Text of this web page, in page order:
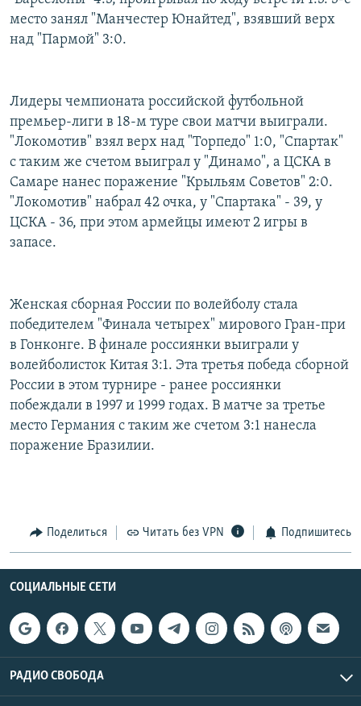
место занял "Манчестер Юнайтед", взявший верх
над "Пармой" 3:0.
Лидеры чемпионата российской футбольной
премьер-лиги в 18-м туре свои матчи выиграли.
"Локомотив" взял верх над "Торпедо" 1:0, "Спартак"
с таким же счетом выиграл у "Динамо", а ЦСКА в
Самаре нанес поражение "Крыльям Советов" 2:0.
"Локомотив" набрал 42 очка, у "Спартака" - 39, у
ЦСКА - 36, при этом армейцы имеют 2 игры в
запасе.
Женская сборная России по волейболу стала
победителем "Финала четырех" мирового Гран-при
в Гонконге. В финале россиянки выиграли у
волейболисток Китая 3:1. Эта третья победа сборной
России в этом турнире - ранее россиянки
побеждали в 1997 и 1999 годах. В матче за третье
место Германия с таким же счетом 3:1 нанесла
поражение Бразилии.
Поделиться Читать без VPN Подпишитесь
СОЦИАЛЬНЫЕ СЕТИ
РАДИО СВОБОДА